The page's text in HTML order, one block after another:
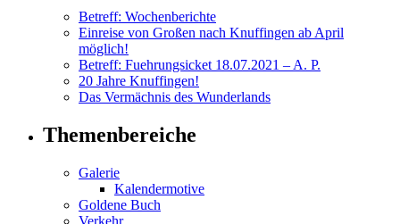
Betreff: Wochenberichte
Einreise von Großen nach Knuffingen ab April
möglich!
Betreff: Fuehrungsicket 18.07.2021 – A. P.
20 Jahre Knuffingen!
Das Vermächnis des Wunderlands
Themenbereiche
Galerie
Kalendermotive
Goldene Buch
Verkehr